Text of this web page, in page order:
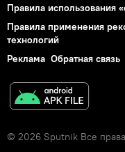
Правила использования
Правила применения
технологий
Реклама Обратная связь
© 2026 Sputnik Все